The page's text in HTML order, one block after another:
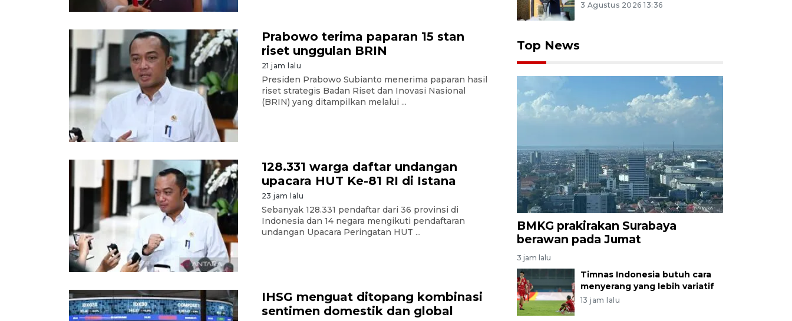
Prabowo terima paparan 15 stan
riset unggulan BRIN
21 jam lalu
Presiden Prabowo Subianto menerima paparan hasil
riset strategis Badan Riset dan Inovasi Nasional
(BRIN) yang ditampilkan melalui ...
128.331 warga daftar undangan
upacara HUT Ke-81 RI di Istana
23 jam lalu
Sebanyak 128.331 pendaftar dari 36 provinsi di
Indonesia dan 14 negara mengikuti pendaftaran
undangan Upacara Peringatan HUT ...
IHSG menguat ditopang kombinasi
sentimen domestik dan global
3 Agustus 2026 13:36
Top News
BMKG prakirakan Surabaya
berawan pada Jumat
3 jam lalu
Timnas Indonesia butuh cara
menyerang yang lebih variatif
13 jam lalu